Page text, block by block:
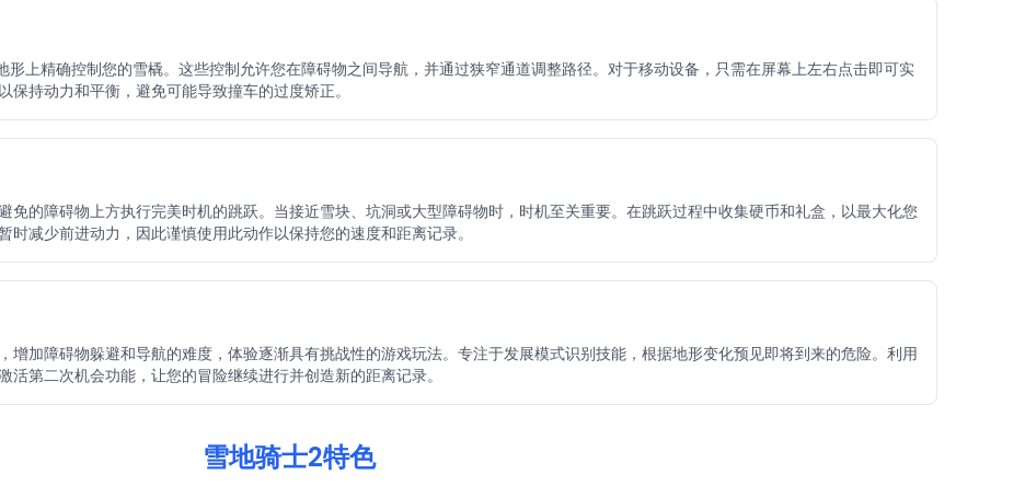
上精确控制您的雪橇。这些控制允许您在障碍物之间导航，并通过狭窄通道调整路径。对于移动设备，只需在屏幕上左右点击即可实
持动力和平衡，避免可能导致撞车的过度矫正。
免的障碍物上方执行完美时机的跳跃。当接近雪块、坑洞或大型障碍物时，时机至关重要。在跳跃过程中收集硬币和礼盒，以最大化您
减少前进动力，因此谨慎使用此动作以保持您的速度和距离记录。
增加障碍物躲避和导航的难度，体验逐渐具有挑战性的游戏玩法。专注于发展模式识别技能，根据地形变化预见即将到来的危险。利用
第二次机会功能，让您的冒险继续进行并创造新的距离记录。
雪地骑士2特色